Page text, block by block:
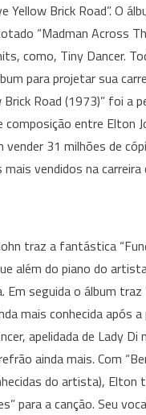
Yellow Brick Road”. O
“Madman Across
como, Tiny Dancer.
para projetar sua
Brick Road (1973)” foi a
composição entre Elton
vender 31 milhões de
vendidos na carreira
traz a fantástica
além do piano do
seguida o álbum traz
mais conhecida após
apelidada de Lady
ainda mais. Com
do artista), Elton
para a canção. Seu